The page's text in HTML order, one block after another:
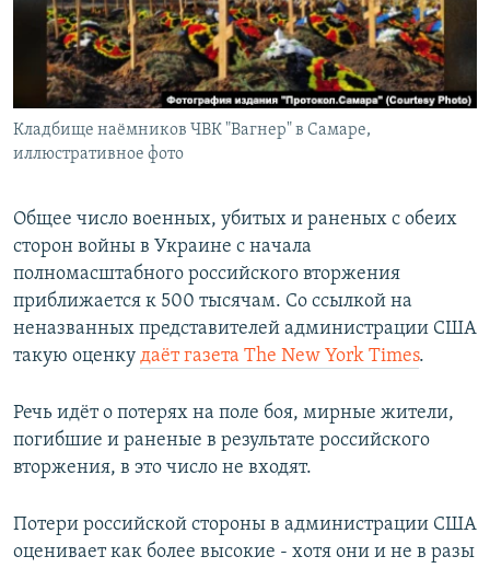
ПОБЕДИТЕЛЕЙ НЕ СУДЯТ?
КРЫМ.НЕПОКОРЕННЫЙ
ELIFBE
УКРАИНСКАЯ ПРОБЛЕМА КРЫМА
ПРИСОЕДИНЯЙТЕСЬ!
Все сайты RFE/RL
Кладбище наёмников ЧВК "Вагнер" в Самаре,
иллюстративное фото
Общее число военных, убитых и раненых с обеих
сторон войны в Украине с начала
полномасштабного российского вторжения
приближается к 500 тысячам. Со ссылкой на
неназванных представителей администрации США
такую оценку даётгазета The New York Times.
Речь идёт о потерях на поле боя, мирные жители,
погибшие и раненые в результате российского
вторжения, в это число не входят.
Потери российской стороны в администрации США
оценивает как более высокие - хотя они и не в разы